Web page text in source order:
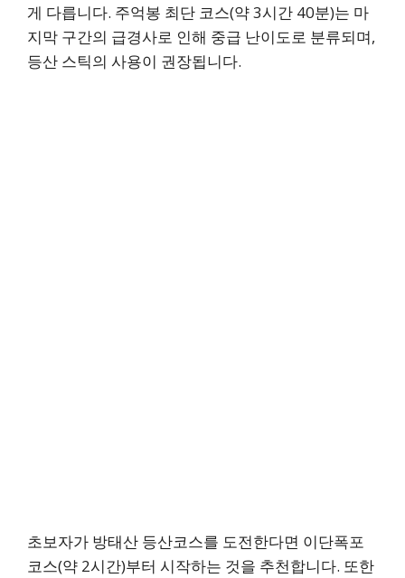
게 다릅니다. 주억봉 최단 코스(약 3시간 40분)는 마
지막 구간의 급경사로 인해 중급 난이도로 분류되며,
등산 스틱의 사용이 권장됩니다.
초보자가 방태산 등산코스를 도전한다면 이단폭포
코스(약 2시간)부터 시작하는 것을 추천합니다. 또한